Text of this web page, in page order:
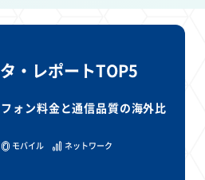
・レポートTOP5
ォン料金と通信品質の海外比
モバイル ネットワーク